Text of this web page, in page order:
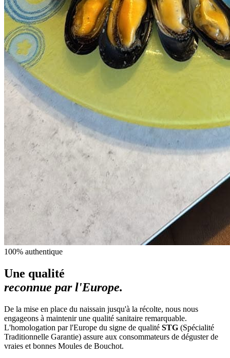
100% authentique
Une qualité
reconnue par l'Europe.
De la mise en place du naissain jusqu'à la récolte, nous nous
engageons à maintenir une qualité sanitaire remarquable.
L'homologation par l'Europe du signe de qualité STG (Spécialité
Traditionnelle Garantie) assure aux consommateurs de déguster de
vraies et bonnes Moules de Bouchot.